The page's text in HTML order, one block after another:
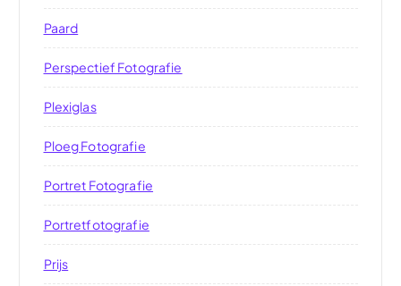
Paard
Perspectief Fotografie
Plexiglas
Ploeg Fotografie
Portret Fotografie
Portretfotografie
Prijs